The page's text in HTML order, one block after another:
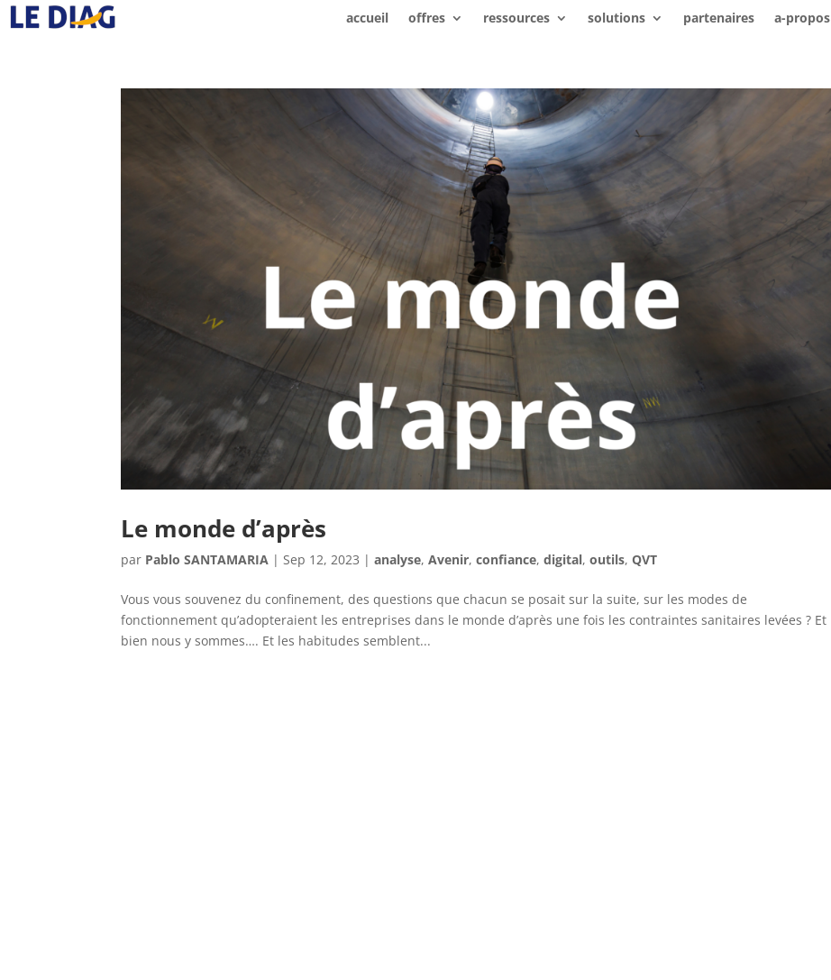
accueil offres ressources solutions partenaires a-propos
Le monde d’après
par Pablo SANTAMARIA |Sep 12, 2023 |analyse,Avenir,confiance,digital,outils,QVT
Vous vous souvenez du confinement, des questions que chacun se posait sur la suite, sur les modes de
fonctionnement qu’adopteraient les entreprises dans le monde d’après une fois les contraintes sanitaires levées ? Et
bien nous y sommes…. Et les habitudes semblent...